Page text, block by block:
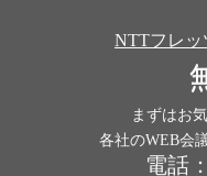
NTTフレッ
まずはお
各社のWEB会
電話：